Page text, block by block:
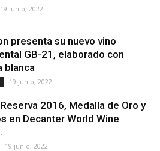
19 junio, 2022
presenta su nuevo vino
GB-21, elaborado con
blanca
19 junio, 2022
2016, Medalla de Oro y
en Decanter World Wine
19 junio, 2022